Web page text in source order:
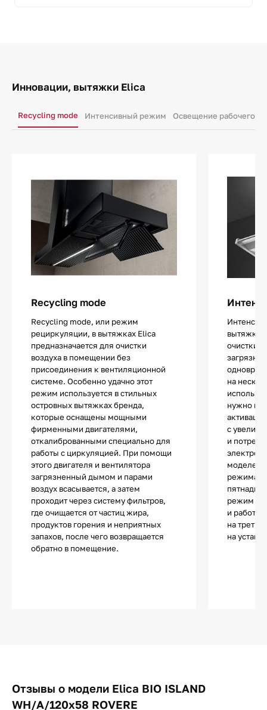
Инновации, вытяжки Elica
Recycling mode Интенсивный режим Освещение рабочего
Recycling mode
Recycling mode, или режим
рециркуляции, в вытяжках Elica
предназначается для очистки
воздуха в помещении без
присоединения к вентиляционной
системе. Особенно удачно этот
режим используется в стильных
островных вытяжках бренда,
которые оснащены мощными
фирменными двигателями,
откалиброванными специально для
работы с циркуляцией. При помощи
этого двигателя и вентилятора
загрязненный дымом и парами
воздух всасывается, а затем
проходит через систему фильтров,
где очищается от частиц жира,
продуктов горения и неприятных
запахов, после чего возвращается
обратно в помещение.
вытяжках
очистки
на
нужно
с
и
моделей
режима
режим
и работа
на
на
Отзывы о модели Elica BIO ISLAND
WH/A/120x58 ROVERE